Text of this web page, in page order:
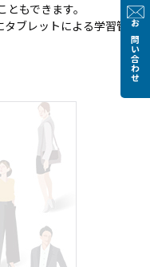
お問い合わせ
もできます。
ブレットによる学習管理シ